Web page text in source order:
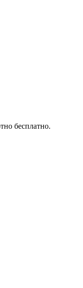
бесплатно.